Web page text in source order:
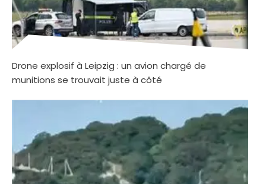
Drone explosif à Leipzig : un avion chargé de
munitions se trouvait juste à côté